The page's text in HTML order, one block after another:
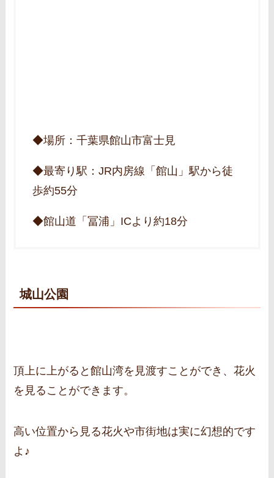
◆場所：千葉県館山市富士見
◆最寄り駅：JR内房線「館山」駅から徒
歩約55分
◆館山道「冨浦」ICより約18分
城山公園
頂上に上がると館山湾を見渡すことができ、花火
を見ることができます。
高い位置から見る花火や市街地は実に幻想的です
よ♪